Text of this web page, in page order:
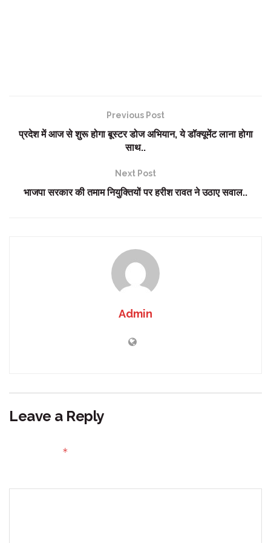
Previous Post
प्रदेश में आज से शुरू होगा बूस्टर डोज अभियान, ये डॉक्यूमेंट लाना होगा
साथ..
Next Post
भाजपा सरकार की तमाम नियुक्तियों पर हरीश रावत ने उठाए सवाल..
Admin
Leave a Reply
*